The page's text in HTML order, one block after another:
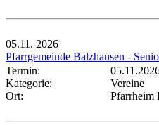
05.11. 2026
Pfarrgemeinde Balzhausen -
Termin:
Kategorie:
Vereine
Ort:
Pfarrheim